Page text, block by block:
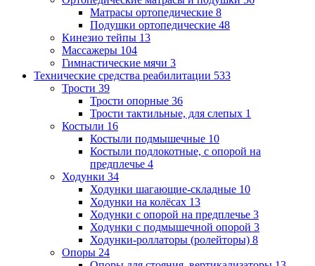
Матрасы ортопедические 8
Подушки ортопедические 48
Кинезио тейпы 13
Массажеры 104
Гимнастические мячи 3
Технические средства реабилитации 533
Трости 39
Трости опорные 36
Трости тактильные, для слепых 1
Костыли 16
Костыли подмышечные 10
Костыли подлокотные, с опорой на
предплечье 4
Ходунки 34
Ходунки шагающие-складные 10
Ходунки на колёсах 13
Ходунки с опорой на предплечье 3
Ходунки с подмышечной опорой 3
Ходунки-роллаторы (ролейторы) 8
Опоры 24